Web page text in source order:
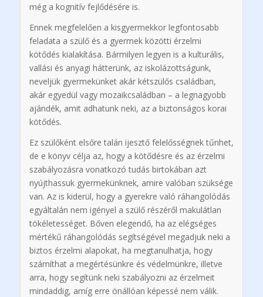
még a kognitív fejlődésére is.
Ennek megfelelően a kisgyermekkor legfontosabb
feladata a szülő és a gyermek közötti érzelmi
kötődés kialakítása. Bármilyen legyen is a kulturális,
vallási és anyagi hátterünk, az iskolázottságunk,
neveljük gyermekünket akár kétszülős családban,
akár egyedül vagy mozaikcsaládban – a legnagyobb
ajándék, amit adhatunk neki, az a biztonságos korai
kötődés.
Ez szülőként elsőre talán ijesztő felelősségnek tűnhet,
de e könyv célja az, hogy a kötődésre és az érzelmi
szabályozásra vonatkozó tudás birtokában azt
nyújthassuk gyermekünknek, amire valóban szüksége
van. Az is kiderül, hogy a gyerekre való ráhangolódás
egyáltalán nem igényel a szülő részéről makulátlan
tökéletességet. Bőven elegendő, ha az elégséges
mértékű ráhangolódás segítségével megadjuk neki a
biztos érzelmi alapokat, ha megtanulhatja, hogy
számíthat a megértésünkre és védelmünkre, illetve
arra, hogy segítünk neki szabályozni az érzelmeit
mindaddig, amíg erre önállóan képessé nem válik.